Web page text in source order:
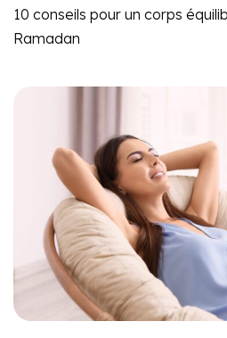
10 conseils pour un corps
Ramadan